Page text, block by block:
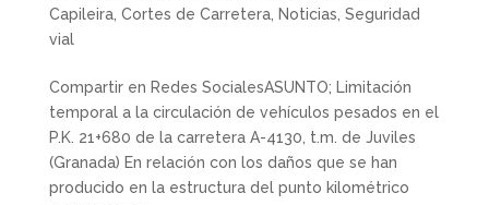
Capileira, Cortes de Carretera, Noticias, Seguridad
vial
Compartir en Redes SocialesASUNTO; Limitación
temporal a la circulación de vehículos pesados en el
P.K. 21+680 de la carretera A-4130, t.m. de Juviles
(Granada) En relación con los daños que se han
producido en la estructura del punto kilométrico